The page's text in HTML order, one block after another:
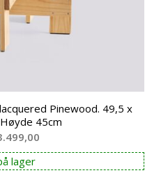
Pinewood. 49,5 x
45cm
lager